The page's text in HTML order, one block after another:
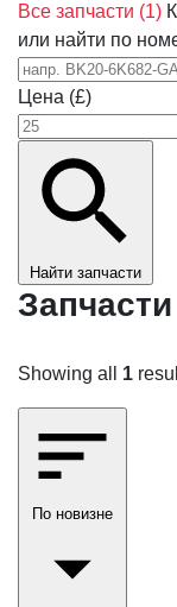
Все запчасти (1)
или найти по
Цена (£)
Найти запчасти
Showing all 1
По новизне